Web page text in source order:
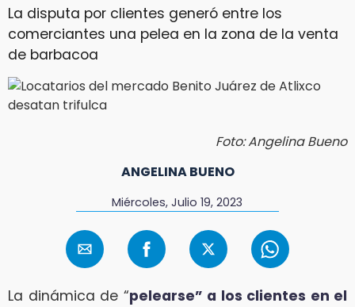
La disputa por clientes generó entre los
comerciantes una pelea en la zona de la venta
de barbacoa
Foto: Angelina Bueno
ANGELINA BUENO
Miércoles, Julio 19, 2023
La dinámica de “pelearse” a los clientes en el